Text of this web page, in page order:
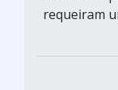
requeiram